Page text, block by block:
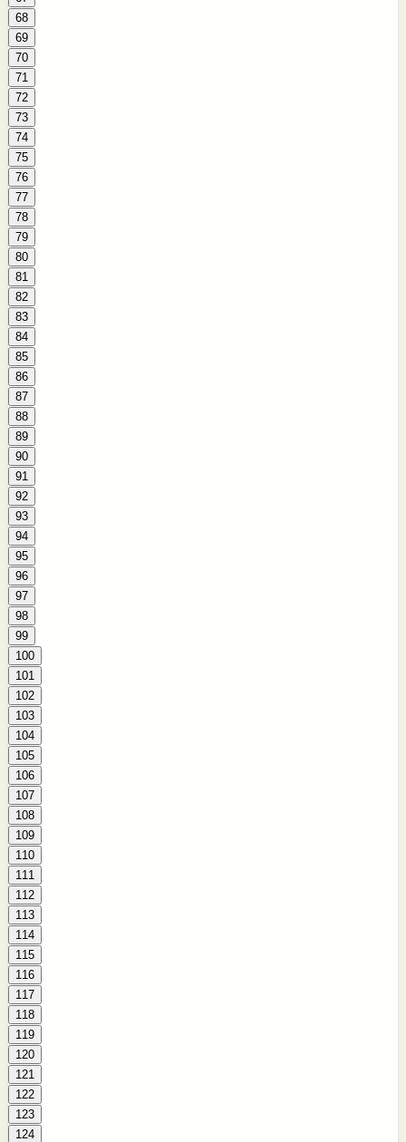
68
69
70
71
72
73
74
75
76
77
78
79
80
81
82
83
84
85
86
87
88
89
90
91
92
93
94
95
96
97
98
99
100
101
102
103
104
105
106
107
108
109
110
111
112
113
114
115
116
117
118
119
120
121
122
123
124